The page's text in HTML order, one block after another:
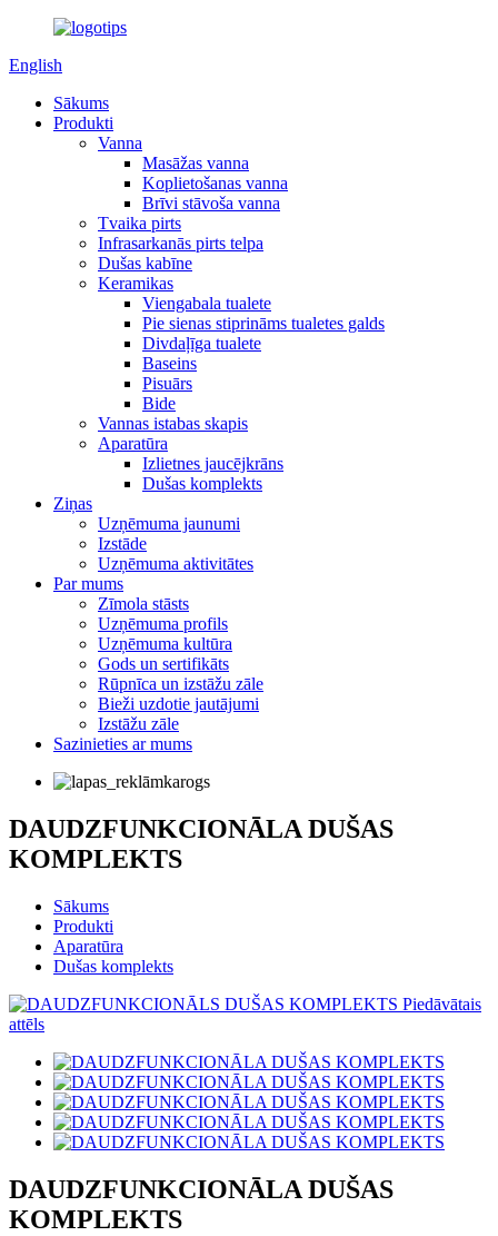
English
Sākums
Produkti
Vanna
Masāžas vanna
Koplietošanas vanna
Brīvi stāvoša vanna
Tvaika pirts
Infrasarkanās pirts telpa
Dušas kabīne
Keramikas
Viengabala tualete
Pie sienas stiprināms tualetes galds
Divdaļīga tualete
Baseins
Pisuārs
Bide
Vannas istabas skapis
Aparatūra
Izlietnes jaucējkrāns
Dušas komplekts
Ziņas
Uzņēmuma jaunumi
Izstāde
Uzņēmuma aktivitātes
Par mums
Zīmola stāsts
Uzņēmuma profils
Uzņēmuma kultūra
Gods un sertifikāts
Rūpnīca un izstāžu zāle
Bieži uzdotie jautājumi
Izstāžu zāle
Sazinieties ar mums
DAUDZFUNKCIONĀLA DUŠAS
KOMPLEKTS
Sākums
Produkti
Aparatūra
Dušas komplekts
DAUDZFUNKCIONĀLA DUŠAS
KOMPLEKTS